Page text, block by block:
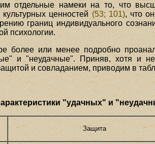
отдельные намеки на то, что
ценностей (53; 101), что
границ индивидуального
психологии.
более или менее подробно
и "неудачные". Приняв, хотя и
и совладанием, приводим в
"удачных" и
Защита